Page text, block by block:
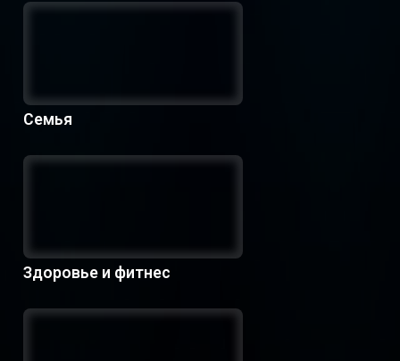
Семья
Здоровье и фитнес